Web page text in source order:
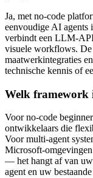
Ja, met no-code
eenvoudige AI agents
verbindt een LLM-
visuele workflows. De
maatwerkintegraties
technische kennis of
Welk framework
Voor no-code
ontwikkelaars die
Voor multi-agent
Microsoft-
— het hangt af van uw
agent en uw